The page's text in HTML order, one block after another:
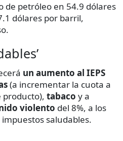
de petróleo en 54.9 dólares
dólares por barril,
un aumento al IEPS
(a incrementar la cuota a
producto), tabaco y a
violento del 8%, a los
saludables.